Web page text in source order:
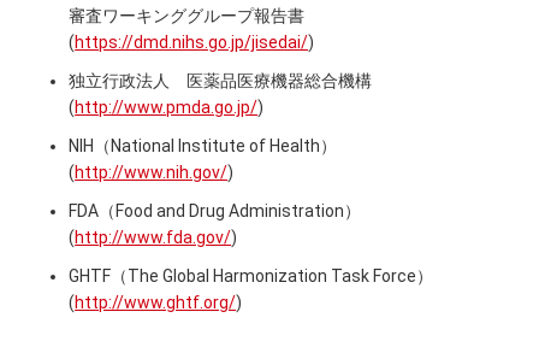
審査ワーキンググループ報告書
(https://dmd.nihs.go.jp/jisedai/)
独立行政法人 医薬品医療機器総合機構
(http://www.pmda.go.jp/)
NIH（National Institute of Health）
(http://www.nih.gov/)
FDA（Food and Drug Administration）
(http://www.fda.gov/)
GHTF（The Global Harmonization Task Force）
(http://www.ghtf.org/)